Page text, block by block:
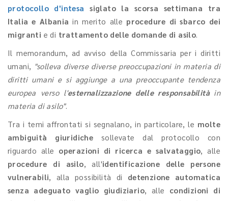
protocollo d'intesa
siglato la scorsa settimana tra
Italia e Albania in merito alle procedure di sbarco dei
migranti e di trattamento delle domande di asilo.
Il memorandum, ad avviso della Commissaria per i diritti
umani, "solleva diverse diverse preoccupazioni in materia di
diritti umani e si aggiunge a una preoccupante tendenza
europea verso l'esternalizzazione delle responsabilità in
materia di asilo".
Tra i temi affrontati si segnalano, in particolare, le molte
ambiguità giuridiche sollevate dal protocollo con
riguardo alle operazioni di ricerca e salvataggio, alle
procedure di asilo, all'identificazione delle persone
vulnerabili, alla possibilità di detenzione automatica
senza adeguato vaglio giudiziario, alle condizioni di